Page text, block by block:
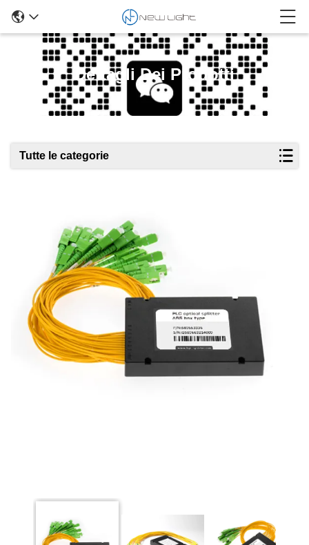
Dettagli Dei Prodotti
Tutte le categorie